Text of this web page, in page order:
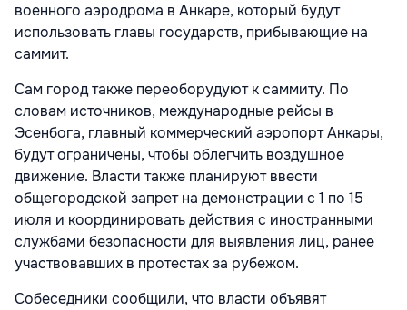
военного аэродрома в Анкаре, который будут
использовать главы государств, прибывающие на
саммит.
Сам город также переоборудуют к саммиту. По
словам источников, международные рейсы в
Эсенбога, главный коммерческий аэропорт Анкары,
будут ограничены, чтобы облегчить воздушное
движение. Власти также планируют ввести
общегородской запрет на демонстрации с 1 по 15
июля и координировать действия с иностранными
службами безопасности для выявления лиц, ранее
участвовавших в протестах за рубежом.
Собеседники сообщили, что власти объявят